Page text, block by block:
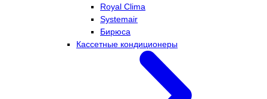
Royal Clima
Systemair
Бирюса
Кассетные кондиционеры